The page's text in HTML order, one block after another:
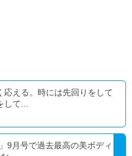
応える。時には先回りをして
して...
9月号で過去最高の美ボディ